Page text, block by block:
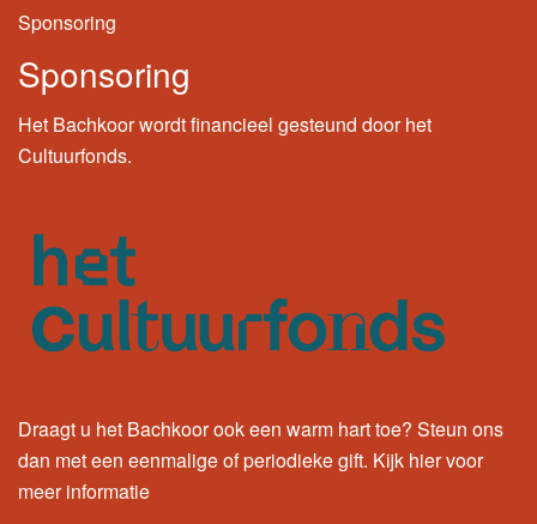
Sponsoring
Sponsoring
Het Bachkoor wordt financieel gesteund door het
Cultuurfonds.
Draagt u het Bachkoor ook een warm hart toe? Steun ons
dan met een eenmalige of periodieke gift. Kijk hiervoor
meer informatie